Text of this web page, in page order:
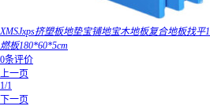
XMSJxps挤塑板地垫宝铺地宝木地板复合地板找平
燃板180*60*5cm
0条评价
上一页
1/1
下一页